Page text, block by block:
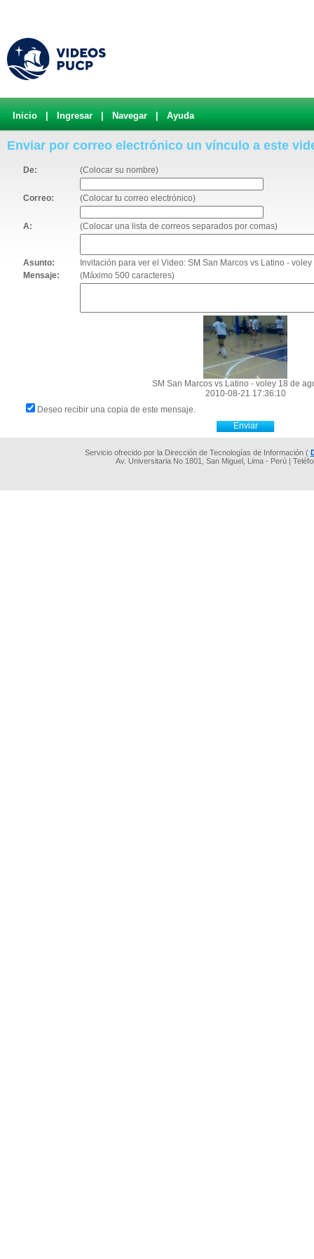
Inicio Ingresar Navegar Ayuda
Enviar por correo electrónico un vínculo a este
De: (Colocar su nombre)
Correo: (Colocar tu correo electrónico)
A: (Colocar una lista de correos separados por comas)
Asunto:
Invitación para ver el Video: SM San Marcos vs Latino -
Mensaje:
(Máximo 500 caracteres)
SM San Marcos vs Latino - voley 18 de
2010-08-21 17:36:10
Deseo recibir una copia de este mensaje.
Servicio ofrecido por la Dirección de Tecnologías de Información (
Av. Universitaria No 1801, San Miguel, Lima - Perú |